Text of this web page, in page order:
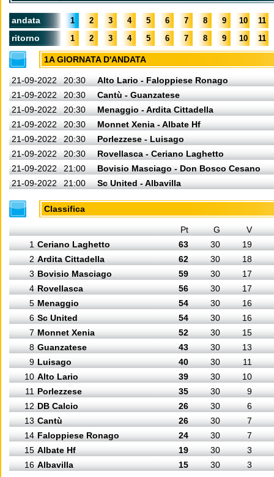
andata 1 2 3 4 5 6 7 8 9 10 11
ritorno 1 2 3 4 5 6 7 8 9 10 11
1A GIORNATA D'ANDATA
21-09-2022 20:30
Alto Lario - Faloppiese Ronago
21-09-2022
20:30
Cantù - Guanzatese
21-09-2022
20:30
Menaggio - Ardita Cittadella
21-09-2022
20:30
Monnet Xenia - Albate Hf
21-09-2022
20:30
Porlezzese - Luisago
21-09-2022
20:30
Rovellasca - Ceriano Laghetto
21-09-2022
21:00
Bovisio Masciago - Don Bosco Cesano
21-09-2022
21:00 Sc United - Albavilla
Classifica
Pt G
V
1 Ceriano Laghetto 63 30
19
2 Ardita Cittadella 62 30
18
3 Bovisio Masciago 59 30
17
4 Rovellasca 56 30
17
5 Menaggio 54 30
16
6 Sc United 54 30
16
7 Monnet Xenia 52 30
15
8 Guanzatese 43 30
13
9 Luisago 40 30
11
10 Alto Lario 39 30
10
11 Porlezzese 35 30
9
12 DB Calcio 26 30
6
13 Cantù 26 30
7
14 Faloppiese Ronago 24 30
7
15 Albate Hf 19 30
3
16 Albavilla 15 30 3